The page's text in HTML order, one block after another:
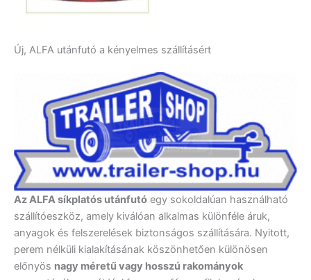
Új, ALFA utánfutó a kényelmes szállításért
Az ALFA síkplatós utánfutó egy sokoldalúan használható
szállítóeszköz, amely kiválóan alkalmas különféle áruk,
anyagok és felszerelések biztonságos szállítására. Nyitott,
perem nélküli kialakításának köszönhetően különösen
előnyös nagy méretű vagy hosszú rakományok